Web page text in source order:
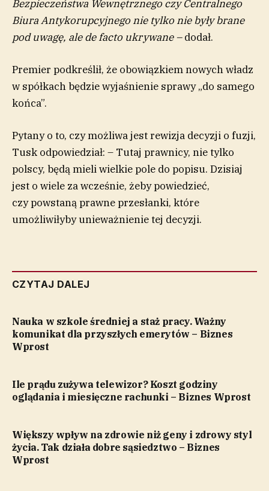
Bezpieczeństwa Wewnętrznego czy Centralnego
Biura Antykorupcyjnego nie tylko nie były brane
pod uwagę, ale de facto ukrywane –dodał.
Premier podkreślił, że obowiązkiem nowych władz
w spółkach będzie wyjaśnienie sprawy „do samego
końca”.
Pytany o to, czy możliwa jest rewizja decyzji o fuzji,
Tusk odpowiedział: – Tutaj prawnicy, nie tylko
polscy, będą mieli wielkie pole do popisu. Dzisiaj
jest o wiele za wcześnie, żeby powiedzieć,
czy powstaną prawne przesłanki, które
umożliwiłyby unieważnienie tej decyzji.
CZYTAJ DALEJ
Nauka w szkole średniej a staż pracy. Ważny
komunikat dla przyszłych emerytów – Biznes
Wprost
Ile prądu zużywa telewizor? Koszt godziny
oglądania i miesięczne rachunki – Biznes Wprost
Większy wpływ na zdrowie niż geny i zdrowy styl
życia. Tak działa dobre sąsiedztwo – Biznes
Wprost